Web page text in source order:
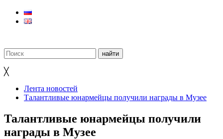
╳
Лента новостей
Талантливые юнармейцы получили награды в Музее
Талантливые юнармейцы получили
награды в Музее